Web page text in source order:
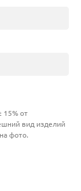
15% от
вид изделий
фото.